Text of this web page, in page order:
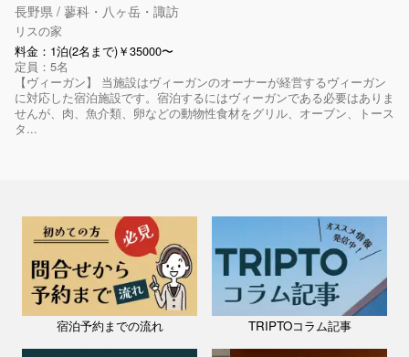
長野県 / 蓼科・八ヶ岳・諏訪
リスの家
料金：1泊(2名まで)￥35000〜
定員：5名
【ヴィーガン】 当施設はヴィーガンのオーナーが経営するヴィーガン
に対応した宿泊施設です。宿泊するにはヴィーガンである必要はありま
せんが、肉、魚介類、卵などの動物性食材をグリル、オーブン、トース
タ...
宿泊予約までの流れ TRIPTOコラム記事